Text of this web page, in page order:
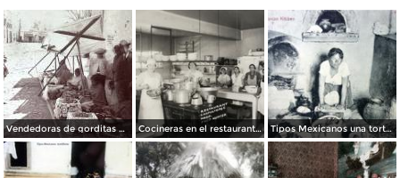
Vendedoras de gorditas Ciudad de México. Cocineras en el restaurante Chapultepec Tipos Mexicanos una tortillera.